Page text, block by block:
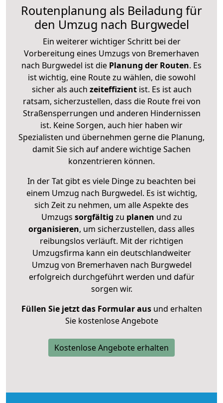
Routenplanung als Beiladung für
den Umzug nach Burgwedel
Ein weiterer wichtiger Schritt bei der
Vorbereitung eines Umzugs von Bremerhaven
nach Burgwedel ist die Planung der Routen. Es
ist wichtig, eine Route zu wählen, die sowohl
sicher als auch zeiteffizientist. Es ist auch
ratsam, sicherzustellen, dass die Route frei von
Straßensperrungen und anderen Hindernissen
ist. Keine Sorgen, auch hier haben wir
Spezialisten und übernehmen gerne die Planung,
damit Sie sich auf andere wichtige Sachen
konzentrieren können.
In der Tat gibt es viele Dinge zu beachten bei
einem Umzug nach Burgwedel. Es ist wichtig,
sich Zeit zu nehmen, um alle Aspekte des
Umzugs sorgfältig zu planen und zu
organisieren, um sicherzustellen, dass alles
reibungslos verläuft. Mit der richtigen
Umzugsfirma kann ein deutschlandweiter
Umzug von Bremerhaven nach Burgwedel
erfolgreich durchgeführt werden und dafür
sorgen wir.
Füllen Sie jetzt das Formular ausund erhalten
Sie kostenlose Angebote
Kostenlose Angebote erhalten